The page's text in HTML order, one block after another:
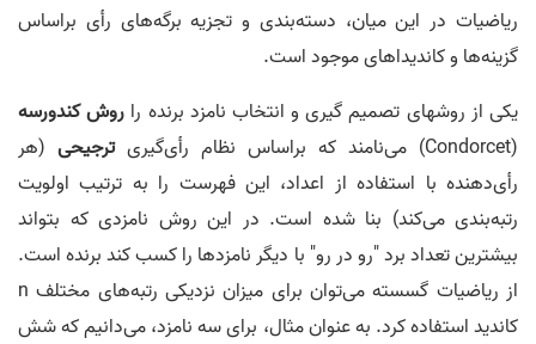
ریاضیات در این میان، دسته‌بندی و تجزیه برگه­‌های رأی براساس
گزینه­‌ها و کاندیداهای موجود است.
یکی از روش­ها­ی تصمیم گیری و انتخاب نامزد برنده را روش کندورسه
(Condorcet) می‌نامند که براساس نظام رأی­‌گیری
ترجیحی (هر
رأی‌دهنده با استفاده از اعداد، این فهرست را به ترتیب اولویت
رتبه‌بندی می‌کند) بنا شده است. در این روش نامزدی که بتواند
بیشترین تعداد برد "رو در رو" با دیگر نامزدها را کسب کند برنده است.
از ریاضیات گسسته می­‌توان برای میزان نزدیکی رتبه­‌های مختلف n
کاندید استفاده کرد. به عنوان مثال، برای سه نامزد، می­‌دانیم که شش